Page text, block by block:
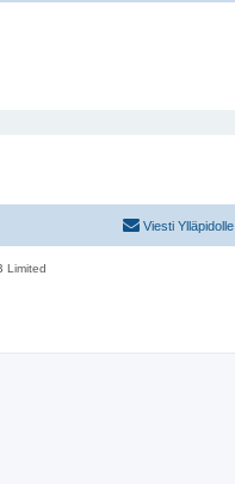
Viesti Ylläpidolle
Limited